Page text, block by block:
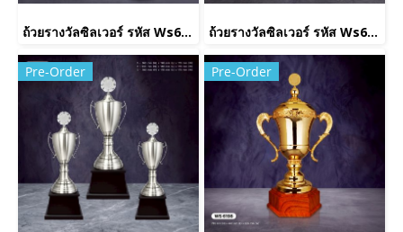
ถ้วยรางวัลซิลเวอร์ รหัส Ws6232 ถ้วยรางวัลซิลเวอร์ รหัส Ws6199
Pre-Order Pre-Order